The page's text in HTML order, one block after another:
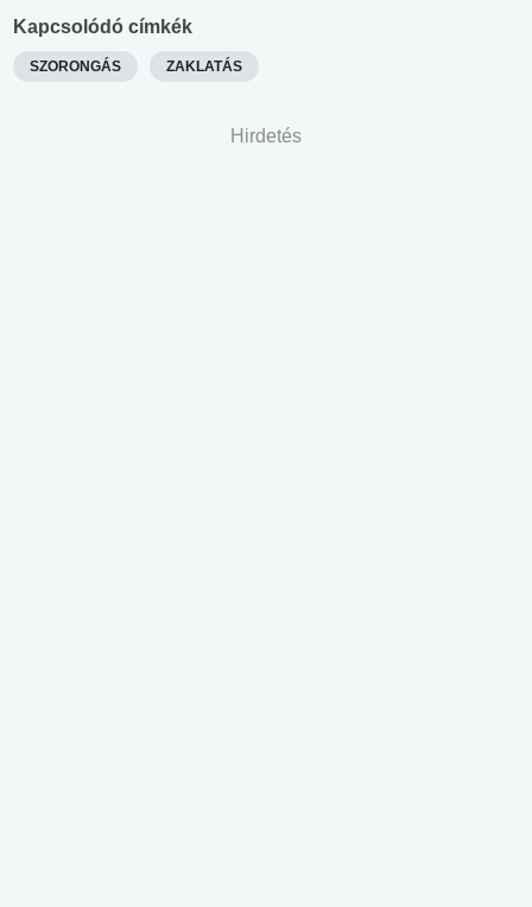
Kapcsolódó címkék
SZORONGÁS ZAKLATÁS
Hirdetés